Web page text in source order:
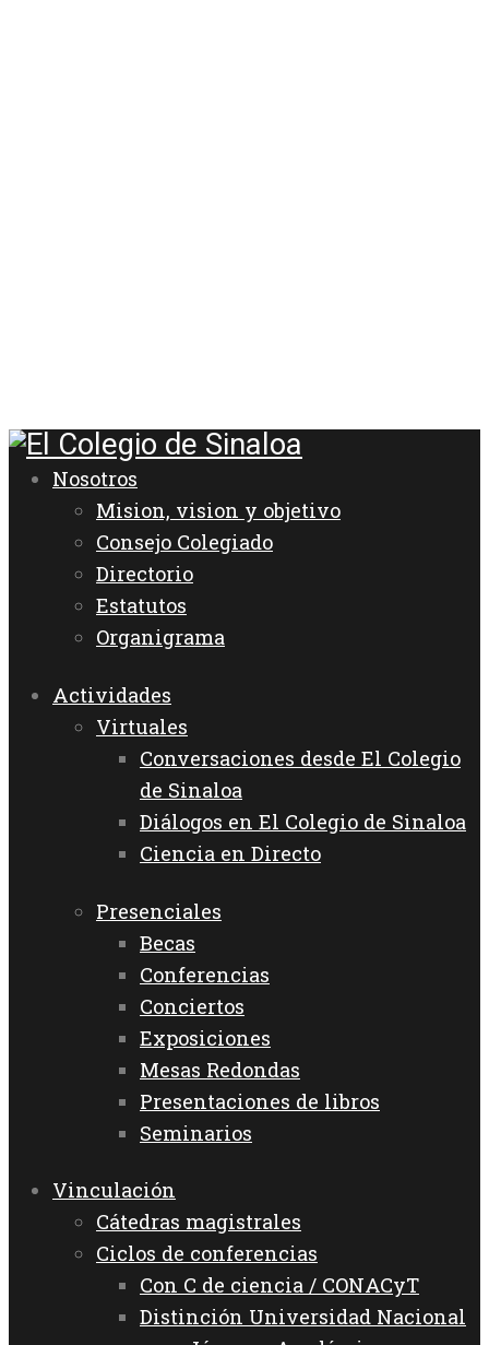
Nosotros
Mision, vision y objetivo
Consejo Colegiado
Directorio
Estatutos
Organigrama
Actividades
Virtuales
Conversaciones desde El Colegio
de Sinaloa
Diálogos en El Colegio de Sinaloa
Ciencia en Directo
Presenciales
Becas
Conferencias
Conciertos
Exposiciones
Mesas Redondas
Presentaciones de libros
Seminarios
Vinculación
Cátedras magistrales
Ciclos de conferencias
Con C de ciencia / CONACyT
Distinción Universidad Nacional